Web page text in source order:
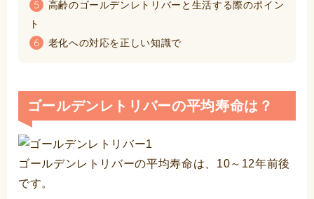
5
高齢のゴールデンレトリバーと生活する際のポイン
ト
6 老化への対応を正しい知識で
ゴールデンレトリバーの平均寿命は？
ゴールデンレトリバーの平均寿命は、10～12年前後
です。